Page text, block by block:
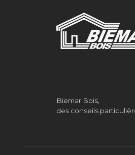
Biemar Bois,
des conseils